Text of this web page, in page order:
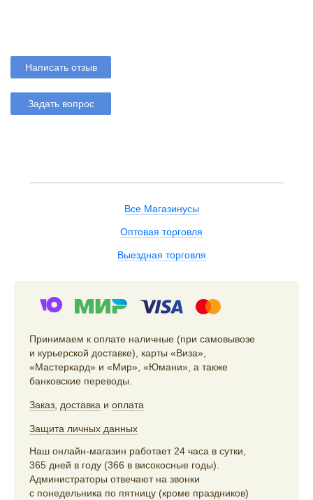
Написать отзыв
Задать вопрос
Все Магазинусы
Оптовая торговля
Выездная торговля
Принимаем к оплате наличные (при самовывозе
и курьерской доставке), карты «Виза»,
«Мастеркард» и «Мир», «Юмани», а также
банковские переводы.
Заказ, доставка и оплата
Защита личных данных
Наш онлайн-магазин работает 24 часа в сутки,
365 дней в году (366 в високосные годы).
Администраторы отвечают на звонки
с понедельника по пятницу (кроме праздников)